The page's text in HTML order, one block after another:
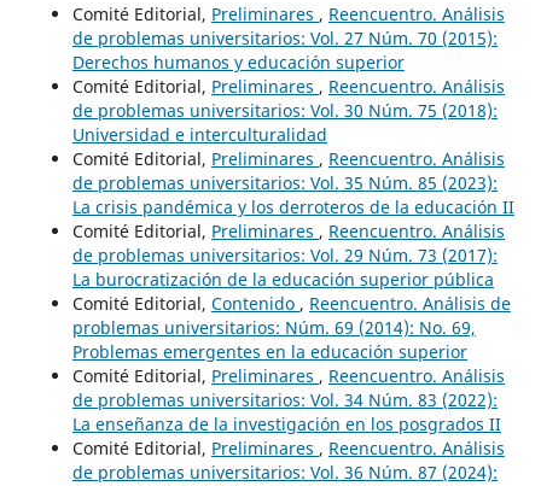
Comité Editorial, Preliminares , Reencuentro. Análisis
de problemas universitarios: Vol. 27 Núm. 70 (2015):
Derechos humanos y educación superior
Comité Editorial, Preliminares , Reencuentro. Análisis
de problemas universitarios: Vol. 30 Núm. 75 (2018):
Universidad e interculturalidad
Comité Editorial, Preliminares , Reencuentro. Análisis
de problemas universitarios: Vol. 35 Núm. 85 (2023):
La crisis pandémica y los derroteros de la educación II
Comité Editorial, Preliminares , Reencuentro. Análisis
de problemas universitarios: Vol. 29 Núm. 73 (2017):
La burocratización de la educación superior pública
Comité Editorial, Contenido , Reencuentro. Análisis de
problemas universitarios: Núm. 69 (2014): No. 69,
Problemas emergentes en la educación superior
Comité Editorial, Preliminares , Reencuentro. Análisis
de problemas universitarios: Vol. 34 Núm. 83 (2022):
La enseñanza de la investigación en los posgrados II
Comité Editorial, Preliminares , Reencuentro. Análisis
de problemas universitarios: Vol. 36 Núm. 87 (2024):